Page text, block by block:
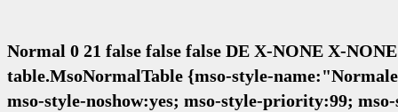
Normal 0 21 false false false DE X-NONE X-
table.MsoNormalTable {mso-style-
mso-style-noshow:yes; mso-style-priority:99;